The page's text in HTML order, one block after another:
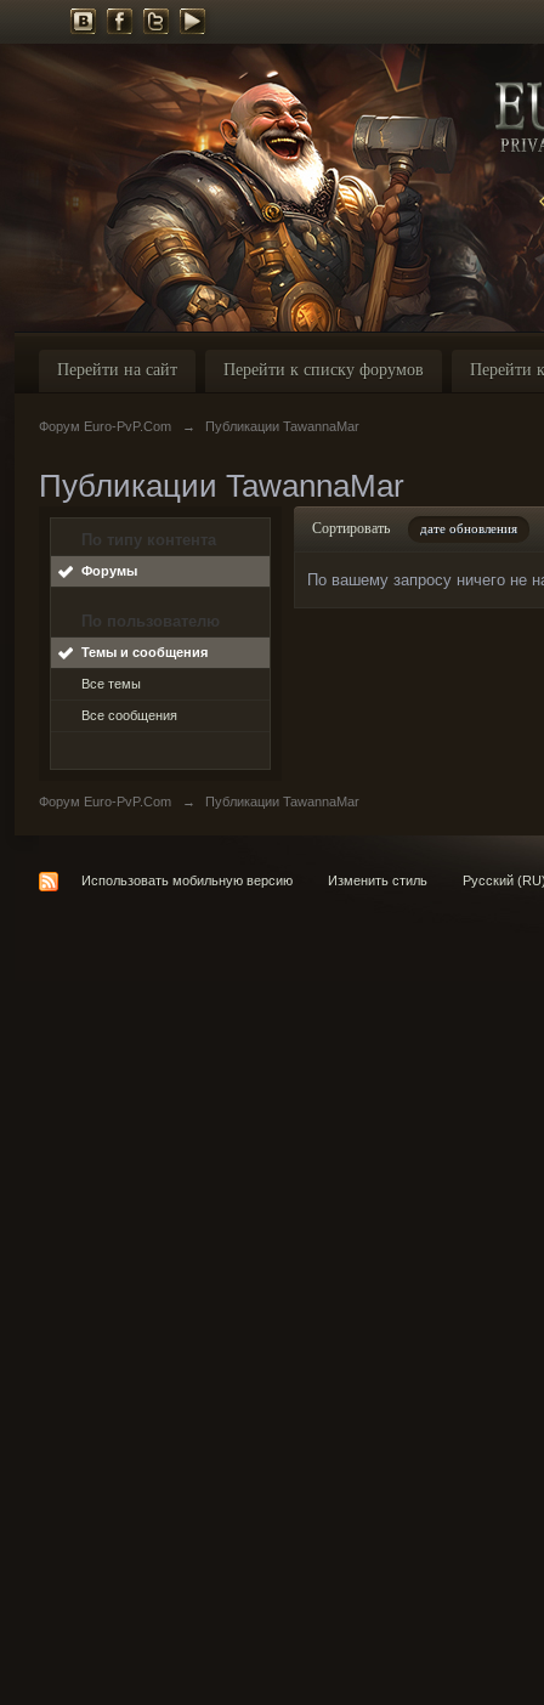
Перейти на сайт Перейти к списку форумов Перейти
Форум Euro-PvP.Com → Публикации TawannaMar
Публикации TawannaMar
По типу контента
Форумы
По пользователю
Темы и сообщения
Все темы
Все сообщения
Сортировать дате обновления
По вашему запросу ничего не
Форум Euro-PvP.Com → Публикации TawannaMar
Использовать мобильную версию Изменить стиль Русский